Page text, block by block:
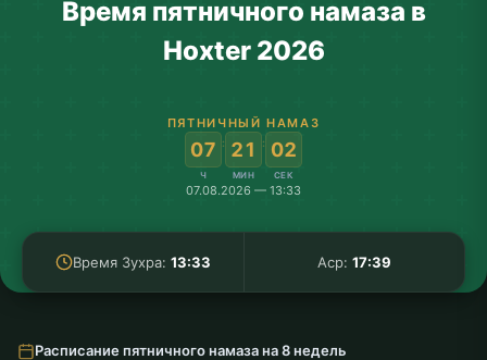
Время пятничного намаза в
Hoxter 2026
ПЯТНИЧНЫЙ НАМАЗ
07
Ч
: 21
МИН
: 02
СЕК
07.08.2026 — 13:33
Время Зухра: 13:33 Аср: 17:39
Расписание пятничного намаза на 8 недель